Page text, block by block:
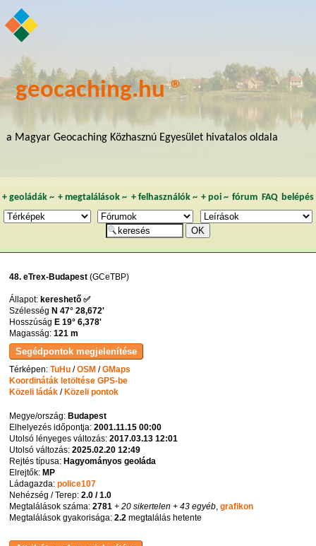
geocaching.hu ®
a Magyar Geocaching Közhasznú Egyesület hivatalos oldala
+ geoládák~ +megtalálások ~ + felhasználók~ + poi~ fórum FAQ belépés
48. eTrex-Budapest (GCeTBP)
Állapot:kereshető ✅
SzélességN 47° 28,672'
HosszúságE 19° 6,378'
Magasság:121 m
Térképen:TuHu /OSM /GMaps
Koordináták letöltése GPS-be
Közeli ládák / Közeli pontok
Megye/ország: Budapest
Elhelyezés időpontja:2001.11.15 00:00
Utolsó lényeges változás:2017.03.13 12:01
Utolsó változás:2025.02.20 12:49
Rejtés típusa: Hagyományos geoláda
Elrejtők: MP
Ládagazda:police107
Nehézség / Terep:2.0 / 1.0
Megtalálások száma:2781 + 20 sikertelen + 43 egyéb,grafikon
Megtalálások gyakorisága:2.2 megtalálás hetente